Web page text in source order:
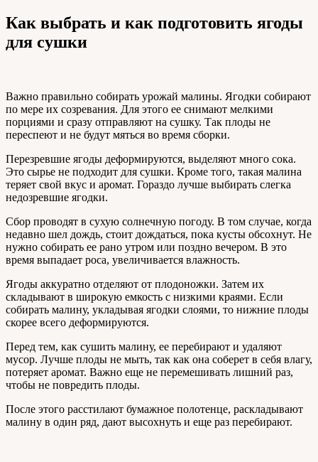
Как выбрать и как подготовить ягоды
для сушки
Важно правильно собирать урожай малины. Ягодки собирают
по мере их созревания. Для этого ее снимают мелкими
порциями и сразу отправляют на сушку. Так плоды не
переспеют и не будут мяться во время сборки.
Перезревшие ягоды деформируются, выделяют много сока.
Это сырье не подходит для сушки. Кроме того, такая малина
теряет свой вкус и аромат. Гораздо лучше выбирать слегка
недозревшие ягодки.
Сбор проводят в сухую солнечную погоду. В том случае, когда
недавно шел дождь, стоит дождаться, пока кусты обсохнут. Не
нужно собирать ее рано утром или поздно вечером. В это
время выпадает роса, увеличивается влажность.
Ягоды аккуратно отделяют от плодоножки. Затем их
складывают в широкую емкость с низкими краями. Если
собирать малину, укладывая ягодки слоями, то нижние плоды
скорее всего деформируются.
Перед тем, как сушить малину, ее перебирают и удаляют
мусор. Лучше плоды не мыть, так как она соберет в себя влагу,
потеряет аромат. Важно еще не перемешивать лишний раз,
чтобы не повредить плоды.
После этого расстилают бумажное полотенце, раскладывают
малину в один ряд, дают высохнуть и еще раз перебирают.